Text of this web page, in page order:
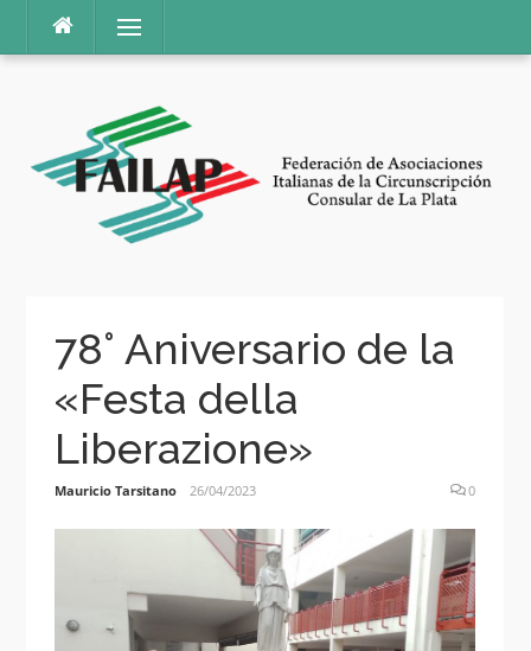
contenido
Menú
78° Aniversario de la
«Festa della
Liberazione»
Mauricio Tarsitano 26/04/2023 0